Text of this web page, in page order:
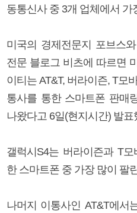
동통신사 중 3개 업체에서 가
미국의 경제전문지 포브스
전문 블로그 비츠에 따르면
이티는 AT&T, 버라이즌, T모
통사를 통한 스마트폰 판매
나왔다고 6일(현지시간) 발표
갤럭시S4는 버라이즌과 T
한 스마트폰 중 가장 많이 팔
나머지 이통사인 AT&T에서